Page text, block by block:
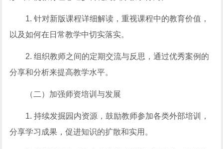
1. 针对新版课程详细解读，重视课程中的教育价值，
以及如何在日常教学中切实落实。
2. 组织教师之间的定期交流与反思，通过优秀案例的
分享和分析来提高教学水平。
（二）加强师资培训与发展
1. 持续发掘园内资源，鼓励教师参加各类外部培训，
分享学习成果，促进知识的扩散和实用。